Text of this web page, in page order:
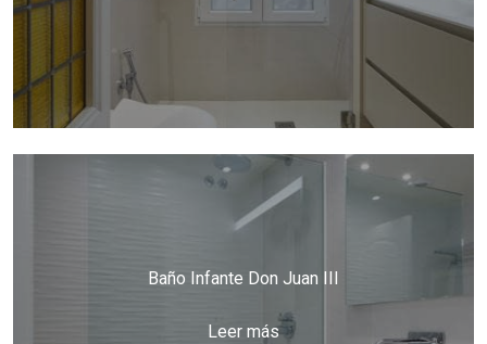
Baño Infante Don Juan III
Leer más